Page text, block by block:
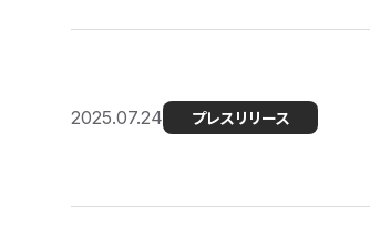
2025.07.24 プレスリリース